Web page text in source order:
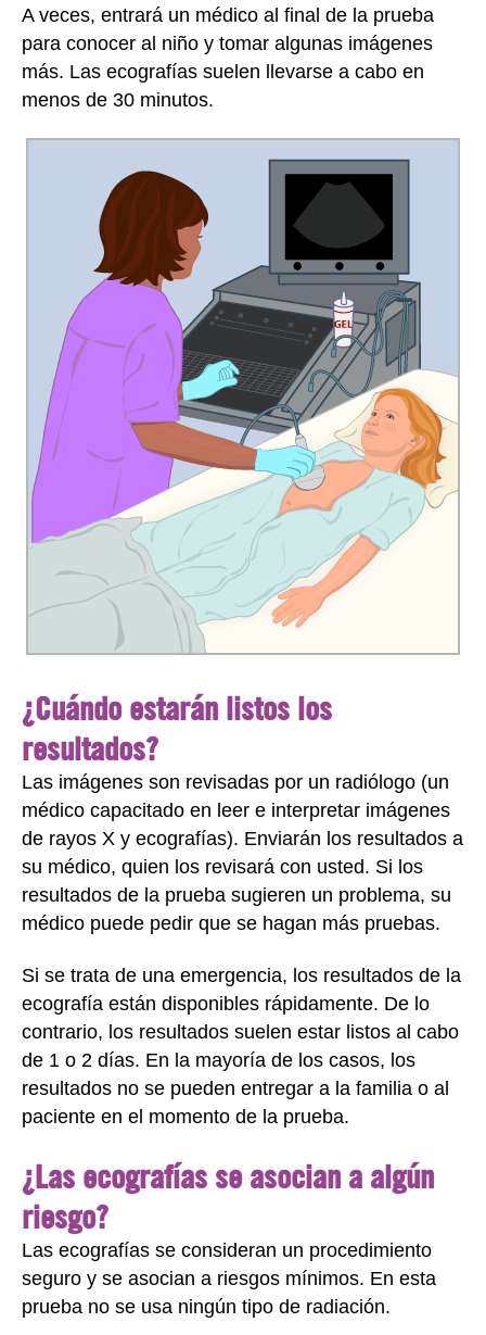
A veces, entrará un médico al final de la prueba
para conocer al niño y tomar algunas imágenes
más. Las ecografías suelen llevarse a cabo en
menos de 30 minutos.
¿Cuándo estarán listos los
resultados?
Las imágenes son revisadas por un radiólogo (un
médico capacitado en leer e interpretar imágenes
de rayos X y ecografías). Enviarán los resultados a
su médico, quien los revisará con usted. Si los
resultados de la prueba sugieren un problema, su
médico puede pedir que se hagan más pruebas.
Si se trata de una emergencia, los resultados de la
ecografía están disponibles rápidamente. De lo
contrario, los resultados suelen estar listos al cabo
de 1 o 2 días. En la mayoría de los casos, los
resultados no se pueden entregar a la familia o al
paciente en el momento de la prueba.
¿Las ecografías se asocian a algún
riesgo?
Las ecografías se consideran un procedimiento
seguro y se asocian a riesgos mínimos. En esta
prueba no se usa ningún tipo de radiación.